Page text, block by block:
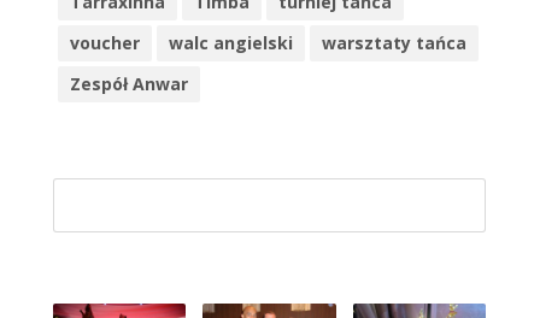
voucher
walc angielski
warsztaty tańca
Zespół Anwar